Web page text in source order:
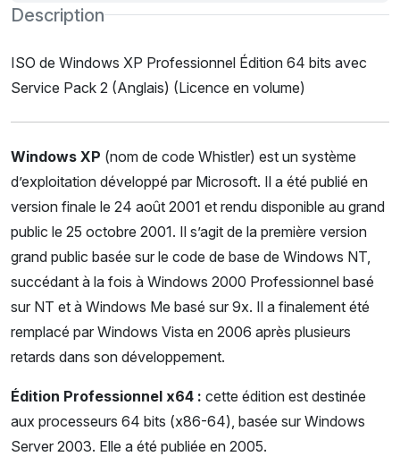
Description
ISO de Windows XP Professionnel Édition 64 bits avec
Service Pack 2 (Anglais) (Licence en volume)
Windows XP (nom de code Whistler) est un système
d’exploitation développé par Microsoft. Il a été publié en
version finale le 24 août 2001 et rendu disponible au grand
public le 25 octobre 2001. Il s’agit de la première version
grand public basée sur le code de base de Windows NT,
succédant à la fois à Windows 2000 Professionnel basé
sur NT et à Windows Me basé sur 9x. Il a finalement été
remplacé par Windows Vista en 2006 après plusieurs
retards dans son développement.
Édition Professionnel x64 : cette édition est destinée
aux processeurs 64 bits (x86-64), basée sur Windows
Server 2003. Elle a été publiée en 2005.